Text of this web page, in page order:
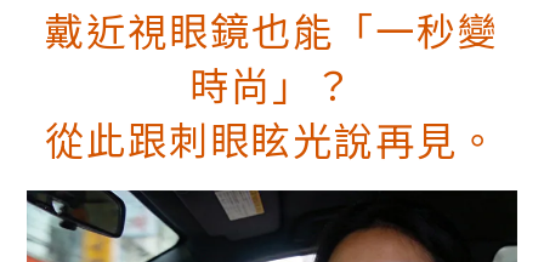
戴近視眼鏡也能「一秒變
時尚」？
從此跟刺眼眩光說再見。